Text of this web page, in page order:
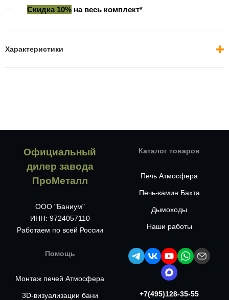
Скидка 10%на весь комплект*
Характеристики
Официальный
дилер завода
ПроМеталл
ООО "Баниум"
ИНН: 9724057110
Работаем по всей России
Каталог товаров
Печь Атмосфера
Печь-камин Бахта
Дымоходы
Наши работы
Помощь
Монтаж печей Атмосфера
3D-визуализации бани +7(495)128-35-55